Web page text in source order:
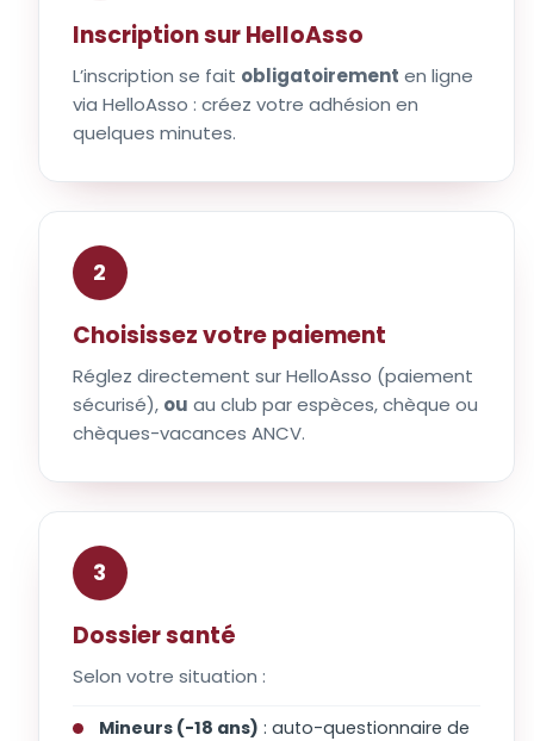
Inscription sur HelloAsso
L’inscription se fait obligatoirement en ligne
via HelloAsso : créez votre adhésion en
quelques minutes.
2
Choisissez votre paiement
Réglez directement sur HelloAsso (paiement
sécurisé), ou au club par espèces, chèque ou
chèques-vacances ANCV.
3
Dossier santé
Selon votre situation :
Mineurs (-18 ans) : auto-questionnaire de